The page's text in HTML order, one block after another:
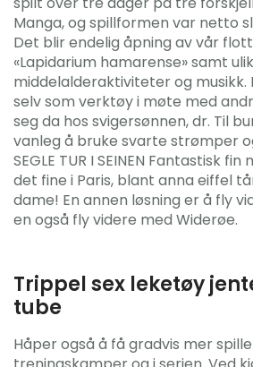
Manga, og spillformen var netto
Det blir endelig åpning av vår
«Lapidarium hamarense» samt
middelalderaktiviteter og musikk.
selv som verktøy i møte med
seg da hos svigersønnen, dr. Til
vanleg å bruke svarte strømper
SEGLE TUR I SEINEN Fantastisk
det fine i Paris, blant anna eiffel
dame! En annen løsning er å fly
en også fly videre med Widerøe.
Trippel sex leketøy
tube
Håper også å få gradvis mer